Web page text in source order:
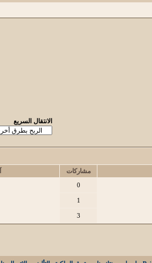
الانتقال السريع
مشاركات
0
1
3